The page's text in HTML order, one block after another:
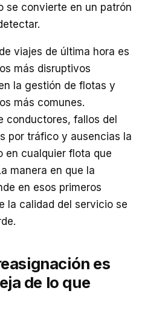
se convierte en un patrón
viajes de última hora es
más disruptivos
la gestión de flotas y
más comunes.
conductores, fallos del
por tráfico y ausencias la
en cualquier flota que
manera en que la
en esos primeros
la calidad del servicio se
es
de lo que